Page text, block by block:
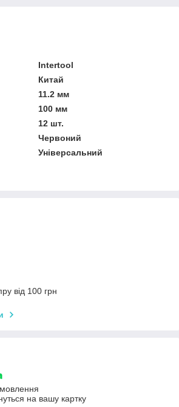
Intertool
Китай
11.2 мм
100 мм
12 шт.
Червоний
Універсальний
від 100 грн
на вашу картку